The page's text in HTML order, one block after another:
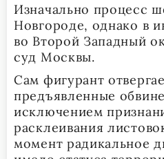
Изначально процесс
Новгороде, однако в
во Второй Западный
суд Москвы.
Сам фигурант
предъявленные
исключением
расклеивания
момент радикальное